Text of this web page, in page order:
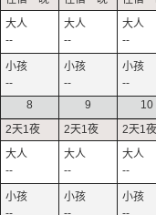
--
--
--
--
--
--
8
--
9
--
10
--